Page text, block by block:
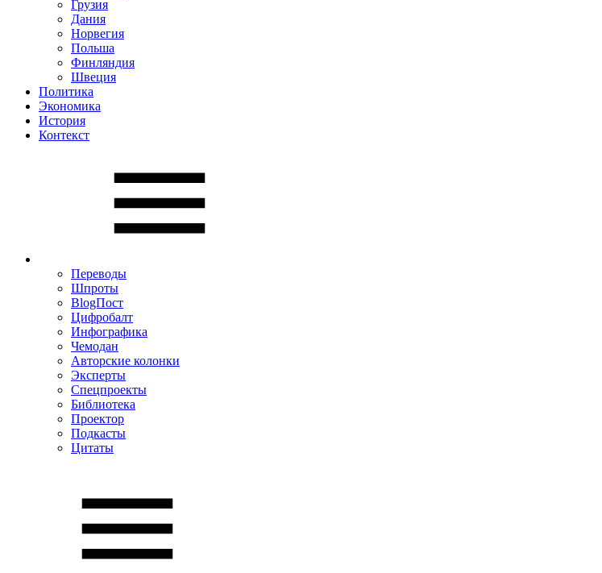
Грузия
Дания
Норвегия
Польша
Финляндия
Швеция
Политика
Экономика
История
Контекст
Переводы
Шпроты
BlogПост
Цифробалт
Инфографика
Чемодан
Авторские колонки
Эксперты
Спецпроекты
Библиотека
Проектор
Подкасты
Цитаты